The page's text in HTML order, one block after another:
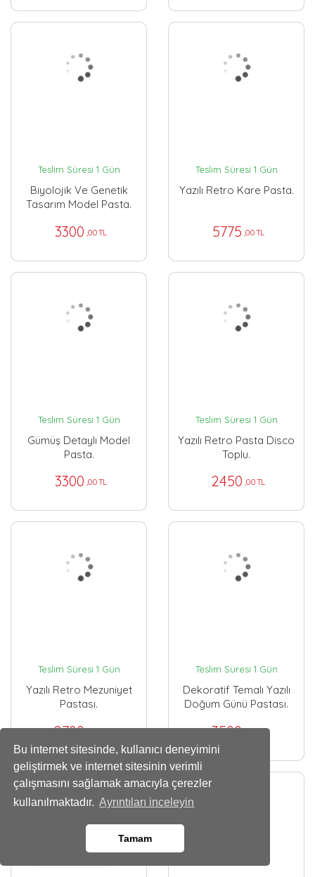
Bu internet sitesinde, kullanıcı deneyimini
geliştirmek ve internet sitesinin verimli
çalışmasını sağlamak amacıyla çerezler
kullanılmaktadır. Ayrıntıları inceleyin
Tamam
Teslim Süresi 1 Gün
Biyolojik Ve Genetik
Tasarım Model Pasta.
3300 ,00 TL
Teslim Süresi 1 Gün
Yazılı Retro Kare Pasta.
5775 ,00 TL
Teslim Süresi 1 Gün
Gümüş Detaylı Model
Pasta.
3300 ,00 TL
Teslim Süresi 1 Gün
Yazılı Retro Pasta Disco
Toplu.
2450 ,00 TL
Teslim Süresi 1 Gün
Yazılı Retro Mezuniyet
Pastası.
2700 ,00 TL
Teslim Süresi 1 Gün
Dekoratif Temalı Yazılı
Doğum Günü Pastası.
3500 ,00 TL